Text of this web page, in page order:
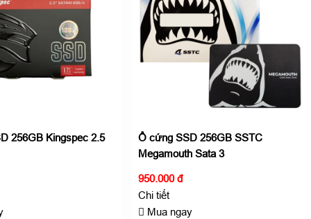
256GB Kingspec 2.5
Ổ cứng SSD 256GB SSTC
Megamouth Sata 3
950.000 đ
Chi tiết
Mua ngay